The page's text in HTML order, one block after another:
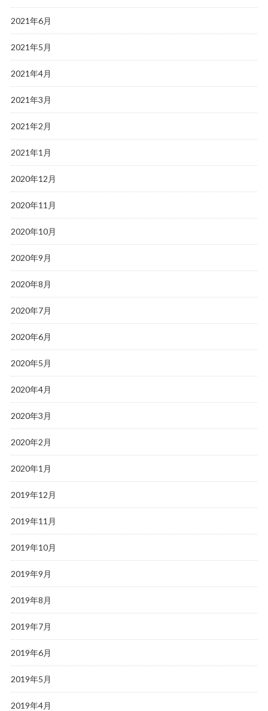
2021年6月
2021年5月
2021年4月
2021年3月
2021年2月
2021年1月
2020年12月
2020年11月
2020年10月
2020年9月
2020年8月
2020年7月
2020年6月
2020年5月
2020年4月
2020年3月
2020年2月
2020年1月
2019年12月
2019年11月
2019年10月
2019年9月
2019年8月
2019年7月
2019年6月
2019年5月
2019年4月